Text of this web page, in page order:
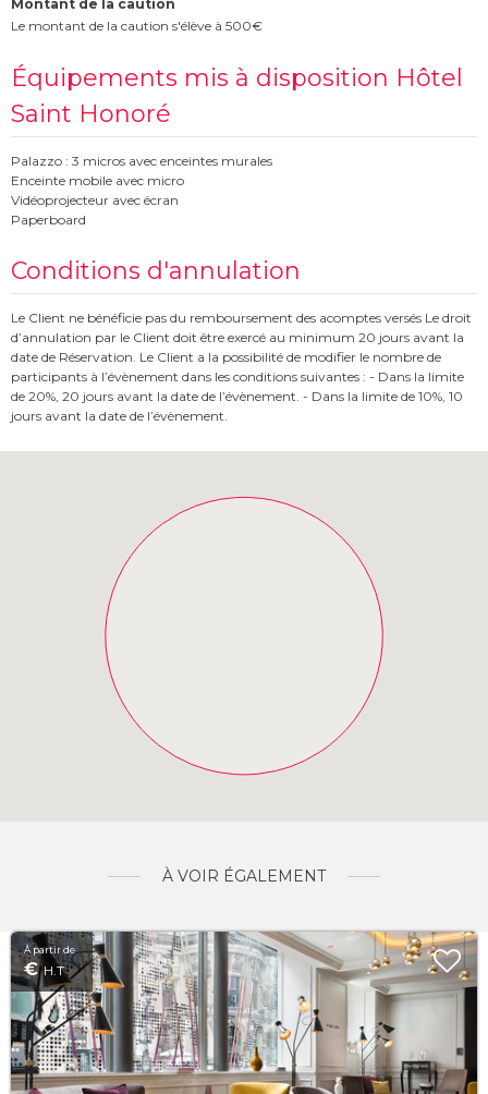
Montant de la caution
Le montant de la caution s'élève à 500€
Équipements mis à disposition Hôtel
Saint Honoré
Palazzo : 3 micros avec enceintes murales
Enceinte mobile avec micro
Vidéoprojecteur avec écran
Paperboard
Conditions d'annulation
Le Client ne bénéficie pas du remboursement des acomptes versés Le droit
d’annulation par le Client doit être exercé au minimum 20 jours avant la
date de Réservation. Le Client a la possibilité de modifier le nombre de
participants à l’évènement dans les conditions suivantes : - Dans la limite
de 20%, 20 jours avant la date de l’évènement. - Dans la limite de 10%, 10
jours avant la date de l’évènement.
À VOIR ÉGALEMENT
À partir de
€H.T